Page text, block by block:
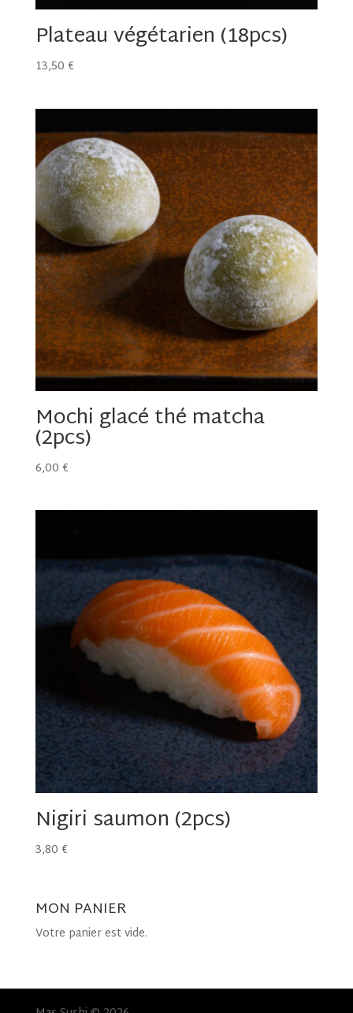
Plateau végétarien (18pcs)
13,50 €
Mochi glacé thé matcha
(2pcs)
6,00 €
Nigiri saumon (2pcs)
3,80 €
MON PANIER
Votre panier est vide.